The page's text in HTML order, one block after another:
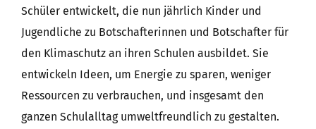
Schüler entwickelt, die nun jährlich Kinder und
Jugendliche zu Botschafterinnen und Botschafter für
den Klimaschutz an ihren Schulen ausbildet. Sie
entwickeln Ideen, um Energie zu sparen, weniger
Ressourcen zu verbrauchen, und insgesamt den
ganzen Schulalltag umweltfreundlich zu gestalten.